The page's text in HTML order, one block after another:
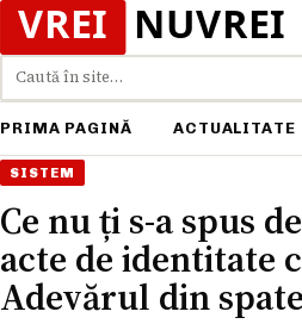
Caută
PRIMA PAGINĂ ACTUALITATE
SISTEM
Ce nu ți s-a spus
acte de identitate
Adevărul din